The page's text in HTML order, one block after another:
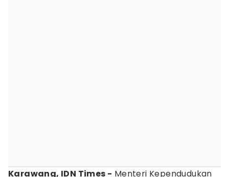
Karawang, IDN Times - Menteri Kependudukan